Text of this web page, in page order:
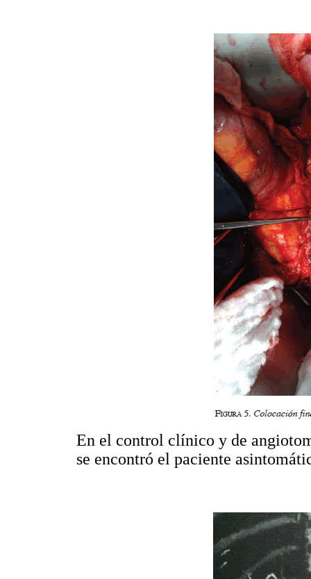
En el control clínico y de
se encontró el paciente